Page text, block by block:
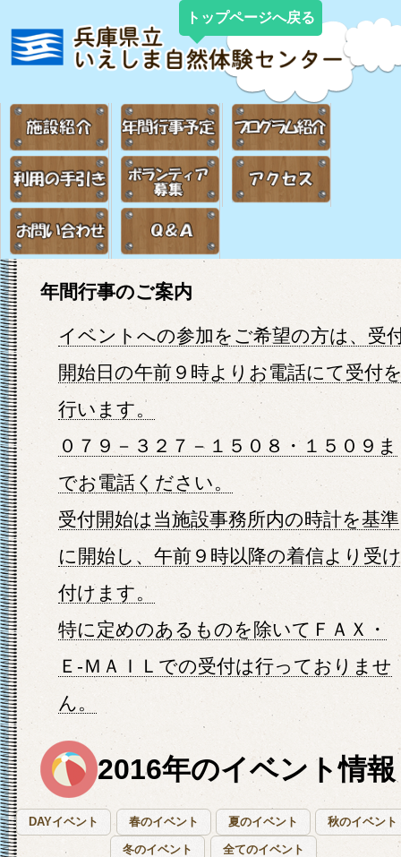
トップページへ戻る
年間行事のご案内
イベントへの参加をご希望の方は、受
開始日の午前９時よりお電話にて受付
行います。
０７９－３２７－１５０８・１５０９ま
でお電話ください。
受付開始は当施設事務所内の時計を基準
に開始し、午前９時以降の着信より受け
付けます。
特に定めのあるものを除いてＦＡＸ・
Ｅ-ＭＡＩＬでの受付は行っておりませ
ん。
2016年のイベント情報
DAYイベント 春のイベント 夏のイベント 秋のイベント
冬のイベント 全てのイベント